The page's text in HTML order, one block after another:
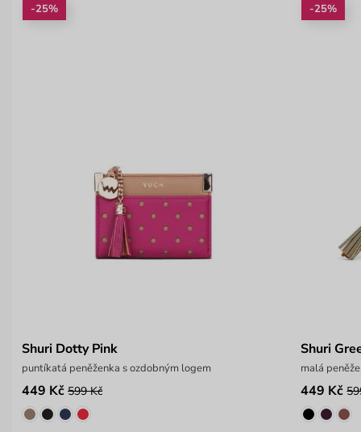
-25%
Shuri Dotty Pink
puntíkatá peněženka s ozdobným logem
449 Kč 599 Kč
-25%
Shuri
malá
449 Kč